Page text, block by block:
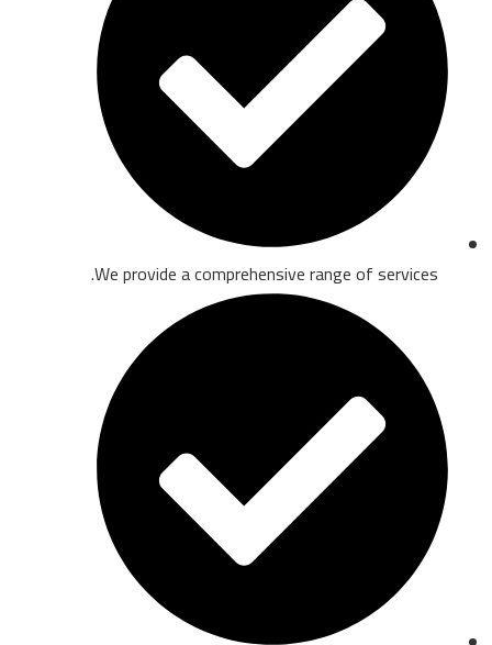
We provide a comprehensive range of services.